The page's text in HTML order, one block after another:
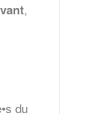
,
du